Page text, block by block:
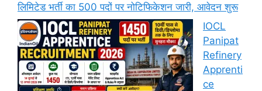
लिमिटेड भर्ती का 500 पदों पर नोटिफिकेशन जारी, आवेदन शुरू
IOCL
Panipat
Refinery
Apprenti
ce